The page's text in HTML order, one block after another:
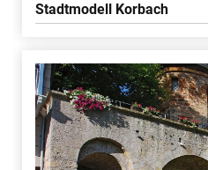
Stadtmodell Korbach